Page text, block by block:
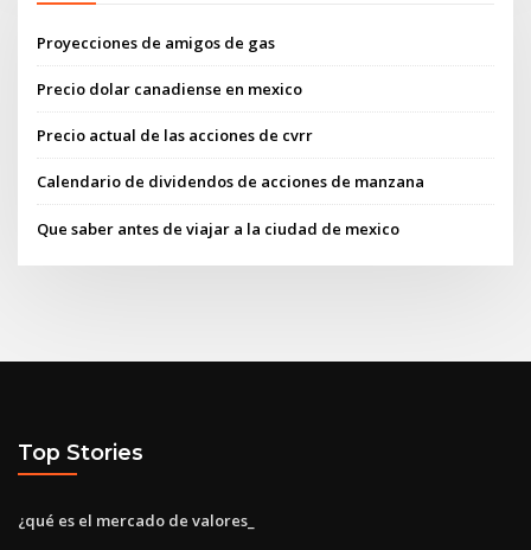
Proyecciones de amigos de gas
Precio dolar canadiense en mexico
Precio actual de las acciones de cvrr
Calendario de dividendos de acciones de manzana
Que saber antes de viajar a la ciudad de mexico
Top Stories
¿qué es el mercado de valores_